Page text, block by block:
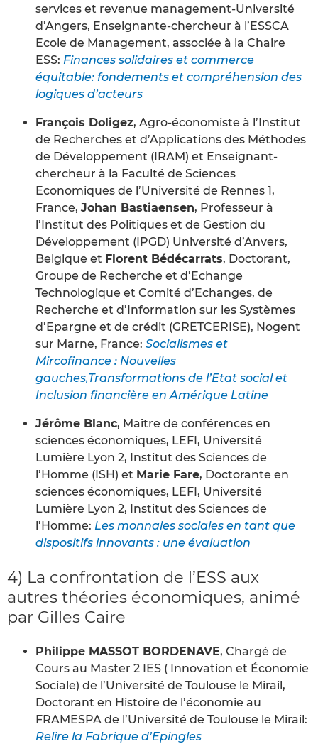
services et revenue management-Université
d’Angers, Enseignante-chercheur à l’ESSCA
Ecole de Management, associée à la Chaire
ESS: Finances solidaires et commerce
équitable: fondements et compréhension des
logiques d’acteurs
François Doligez, Agro-économiste à l’Institut
de Recherches et d’Applications des Méthodes
de Développement (IRAM) et Enseignant-
chercheur à la Faculté de Sciences
Economiques de l’Université de Rennes 1,
France, Johan Bastiaensen, Professeur à
l’Institut des Politiques et de Gestion du
Développement (IPGD) Université d’Anvers,
Belgique et Florent Bédécarrats, Doctorant,
Groupe de Recherche et d’Echange
Technologique et Comité d’Echanges, de
Recherche et d’Information sur les Systèmes
d’Epargne et de crédit (GRETCERISE), Nogent
sur Marne, France: Socialismes et
Mircofinance : Nouvelles
gauches,Transformations de l’Etat social et
Inclusion financière en Amérique Latine
Jérôme Blanc, Maître de conférences en
sciences économiques, LEFI, Université
Lumière Lyon 2, Institut des Sciences de
l’Homme (ISH) et Marie Fare, Doctorante en
sciences économiques, LEFI, Université
Lumière Lyon 2, Institut des Sciences de
l’Homme: Les monnaies sociales en tant que
dispositifs innovants : une évaluation
4) La confrontation de l’ESS aux
autres théories économiques, animé
par Gilles Caire
Philippe MASSOT BORDENAVE, Chargé de
Cours au Master 2 IES ( Innovation et Économie
Sociale) de l’Université de Toulouse le Mirail,
Doctorant en Histoire de l’économie au
FRAMESPA de l’Université de Toulouse le Mirail:
Relire la Fabrique d’Epingles